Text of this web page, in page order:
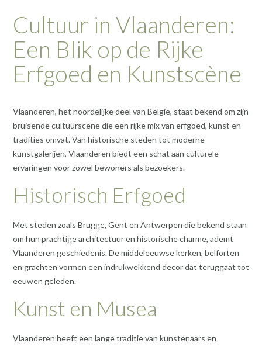
Cultuur in Vlaanderen:
Een Blik op de Rijke
Erfgoed en Kunstscène
Vlaanderen, het noordelijke deel van België, staat bekend om zijn
bruisende cultuurscene die een rijke mix van erfgoed, kunst en
tradities omvat. Van historische steden tot moderne
kunstgalerijen, Vlaanderen biedt een schat aan culturele
ervaringen voor zowel bewoners als bezoekers.
Historisch Erfgoed
Met steden zoals Brugge, Gent en Antwerpen die bekend staan
om hun prachtige architectuur en historische charme, ademt
Vlaanderen geschiedenis. De middeleeuwse kerken, belforten
en grachten vormen een indrukwekkend decor dat teruggaat tot
eeuwen geleden.
Kunst en Musea
Vlaanderen heeft een lange traditie van kunstenaars en